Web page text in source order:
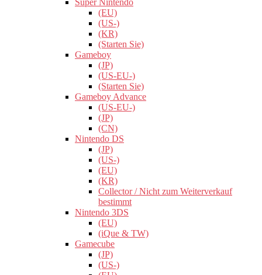
Super Nintendo
(EU)
(US-)
(KR)
(Starten Sie)
Gameboy
(JP)
(US-EU-)
(Starten Sie)
Gameboy Advance
(US-EU-)
(JP)
(CN)
Nintendo DS
(JP)
(US-)
(EU)
(KR)
Collector / Nicht zum Weiterverkauf
bestimmt
Nintendo 3DS
(EU)
(iQue & TW)
Gamecube
(JP)
(US-)